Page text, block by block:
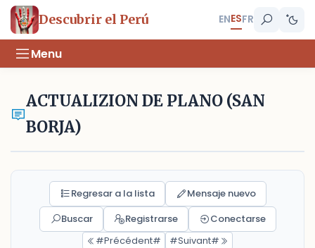
Descubrir el Perú ENESFR
Menu
ACTUALIZION DE PLANO (SAN
BORJA)
Regresar a la lista
Mensaje nuevo
Buscar
Registrarse
Conectarse
#Précédent#
#Suivant#